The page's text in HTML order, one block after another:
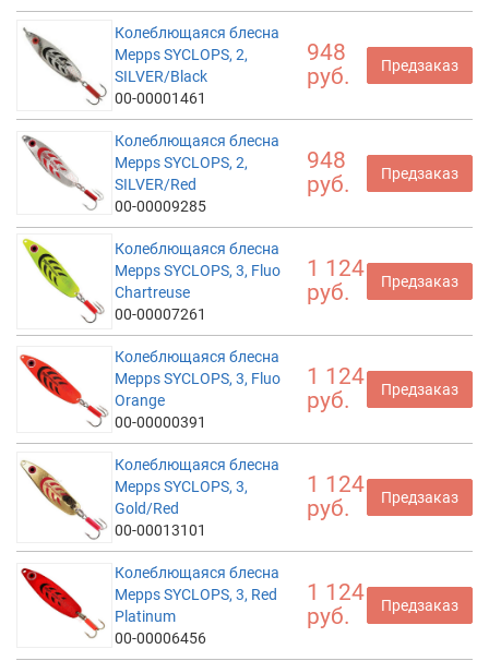
Колеблющаяся блесна
Mepps SYCLOPS, 2,
SILVER/Black
00-00001461
948
руб.
Предзаказ
Колеблющаяся блесна
Mepps SYCLOPS, 2,
SILVER/Red
00-00009285
948
руб.
Предзаказ
Колеблющаяся блесна
Mepps SYCLOPS, 3, Fluo
Chartreuse
00-00007261
1 124
руб.
Предзаказ
Колеблющаяся блесна
Mepps SYCLOPS, 3, Fluo
Orange
00-00000391
1 124
руб.
Предзаказ
Колеблющаяся блесна
Mepps SYCLOPS, 3,
Gold/Red
00-00013101
1 124
руб.
Предзаказ
Колеблющаяся блесна
Mepps SYCLOPS, 3, Red
Platinum
00-00006456
1 124
руб.
Предзаказ